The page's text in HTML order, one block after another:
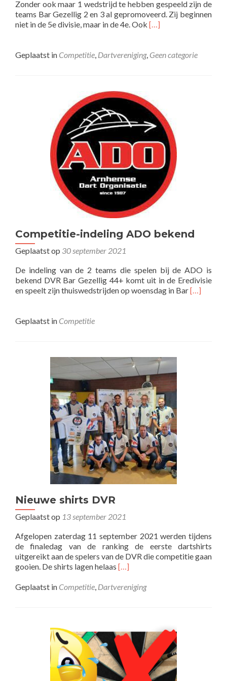
Zonder ook maar 1 wedstrijd te hebben gespeeld zijn de
teams Bar Gezellig 2 en 3 al gepromoveerd. Zij beginnen
niet in de 5e divisie, maar in de 4e. Ook Lees
indeling
[…]
Geplaatst in Competitie, Dartvereniging, Geen categorie
Competitie-indeling ADO bekend
Geplaatst op 30 september 2021
De indeling van de 2 teams die spelen bij de ADO is
bekend DVR Bar Gezellig 44+ komt uit in de Eredivisie
en speelt zijn thuiswedstrijden op woensdag in BarLees
[…]
Geplaatst in Competitie
Nieuwe shirts DVR
Geplaatst op 13 september 2021
Afgelopen zaterdag 11 september 2021 werden tijdens
de finaledag van de ranking de eerste dartshirts
uitgereikt aan de spelers van de DVR die competitie gaan
gooien. De shirts lagen helaas Lees
overNieuwe
[…]
Geplaatst in Competitie, Dartvereniging